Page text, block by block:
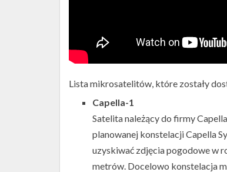
Lista mikrosatelitów, które zostały
Capella-1
Satelita należący do firmy
planowanej konstelacji Capella
uzyskiwać zdjęcia pogodowe w
metrów. Docelowo konstelacja